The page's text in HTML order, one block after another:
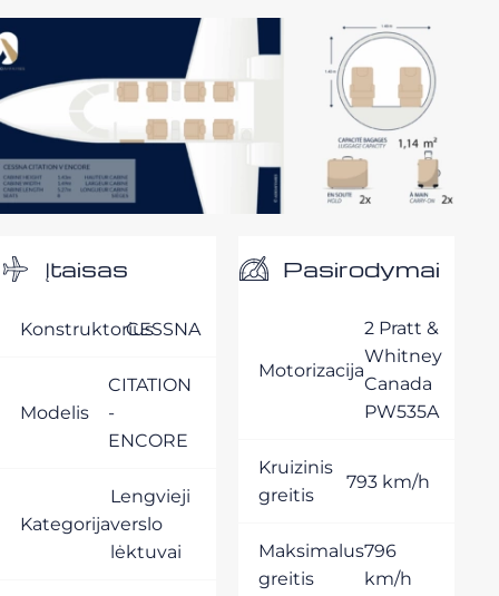
Įtaisas
KonstruktoriusCESSNA
Modelis
CITATION
-
ENCORE
Kategorija
Lengvieji
verslo
lėktuvai
Pasirodymai
Motorizacija
2 Pratt &
Whitney
Canada
PW535A
Kruizinis
greitis
793 km/h
Maksimalus
greitis
796
km/h